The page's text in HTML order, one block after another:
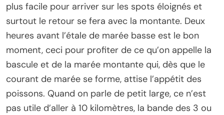
plus facile pour arriver sur les spots éloignés et
surtout le retour se fera avec la montante. Deux
heures avant l’étale de marée basse est le bon
moment, ceci pour profiter de ce qu’on appelle la
bascule et de la marée montante qui, dès que le
courant de marée se forme, attise l’appétit des
poissons. Quand on parle de petit large, ce n’est
pas utile d’aller à 10 kilomètres, la bande des 3 ou